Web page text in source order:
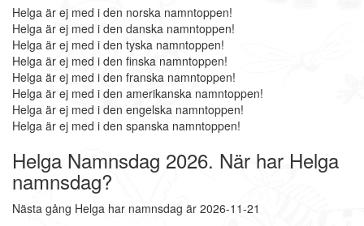
Helga är ej med i den norska namntoppen!
Helga är ej med i den danska namntoppen!
Helga är ej med i den tyska namntoppen!
Helga är ej med i den finska namntoppen!
Helga är ej med i den franska namntoppen!
Helga är ej med i den amerikanska namntoppen!
Helga är ej med i den engelska namntoppen!
Helga är ej med i den spanska namntoppen!
Helga Namnsdag 2026. När har Helga
namnsdag?
Nästa gång Helga har namnsdag är 2026-11-21